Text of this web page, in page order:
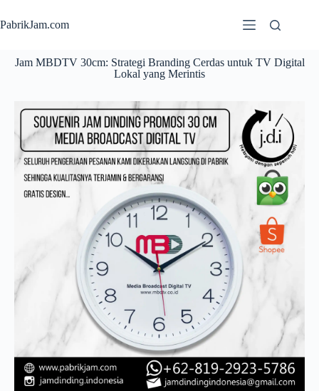
PabrikJam.com
Jam MBDTV 30cm: Strategi Branding Cerdas untuk TV Digital
Lokal yang Merintis